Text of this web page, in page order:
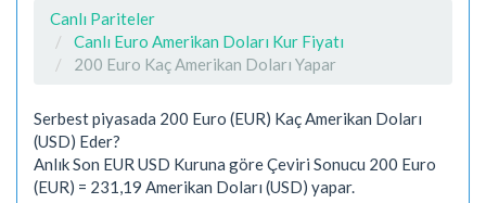
Canlı Pariteler
Canlı Euro Amerikan Doları Kur Fiyatı
200 Euro Kaç Amerikan Doları Yapar
Serbest piyasada 200 Euro (EUR) Kaç Amerikan Doları
(USD) Eder?
Anlık Son EUR USD Kuruna göre Çeviri Sonucu 200 Euro
(EUR) = 231,19 Amerikan Doları (USD) yapar.